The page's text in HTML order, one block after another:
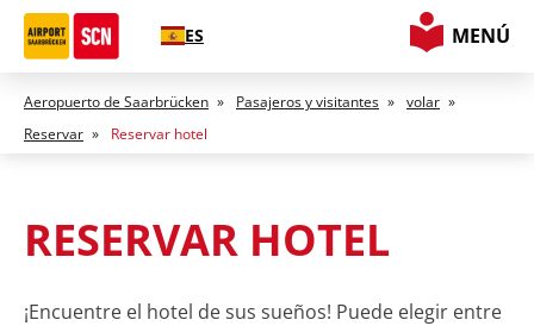
ES MENÚ
Aeropuerto de Saarbrücken » Pasajeros y visitantes » volar »
Reservar » Reservar hotel
RESERVAR HOTEL
¡Encuentre el hotel de sus sueños! Puede elegir entre